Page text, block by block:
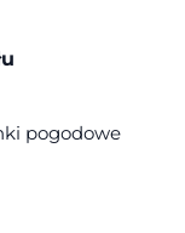
pogodowe